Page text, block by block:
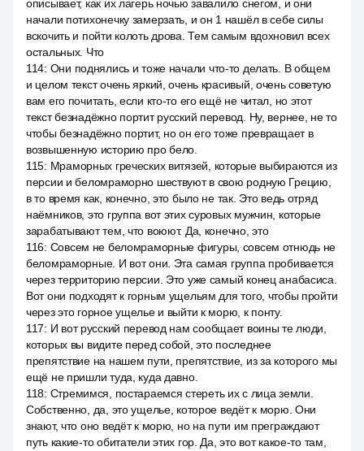
описывает, как их лагерь ночью завалило снегом, и они
начали потихонечку замерзать, и он 1 нашёл в себе силы
вскочить и пойти колоть дрова. Тем самым вдохновил всех
остальных. Что
114: Они поднялись и тоже начали что-то делать. В общем
и целом текст очень яркий, очень красивый, очень советую
вам его почитать, если кто-то его ещё не читал, но этот
текст безнадёжно портит русский перевод. Ну, вернее, не то
чтобы безнадёжно портит, но он его тоже превращает в
возвышенную историю про бело.
115: Мраморных греческих витязей, которые выбираются из
персии и беломраморно шествуют в свою родную Грецию,
в то время как, конечно, это было не так. Это ведь отряд
наёмников, это группа вот этих суровых мужчин, которые
зарабатывают тем, что воюют. Да, конечно, это
116: Совсем не беломраморные фигуры, совсем отнюдь не
беломраморные. И вот они. Эта самая группа пробивается
через территорию персии. Это уже самый конец анабасиса.
Вот они подходят к горным ущельям для того, чтобы пройти
через это горное ущелье и выйти к морю, к понту.
117: И вот русский перевод нам сообщает воины те люди,
которых вы видите перед собой, это последнее
препятствие на нашем пути, препятствие, из за которого мы
ещё не пришли туда, куда давно.
118: Стремимся, постараемся стереть их с лица земли.
Собственно, да, это ущелье, которое ведёт к морю. Они
знают, что оно ведёт к морю, но на пути им преграждают
путь какие-то обитатели этих гор. Да, это вот какое-то там,